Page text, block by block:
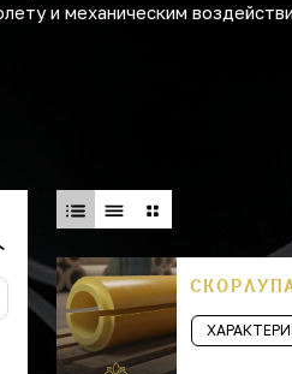
и механическим